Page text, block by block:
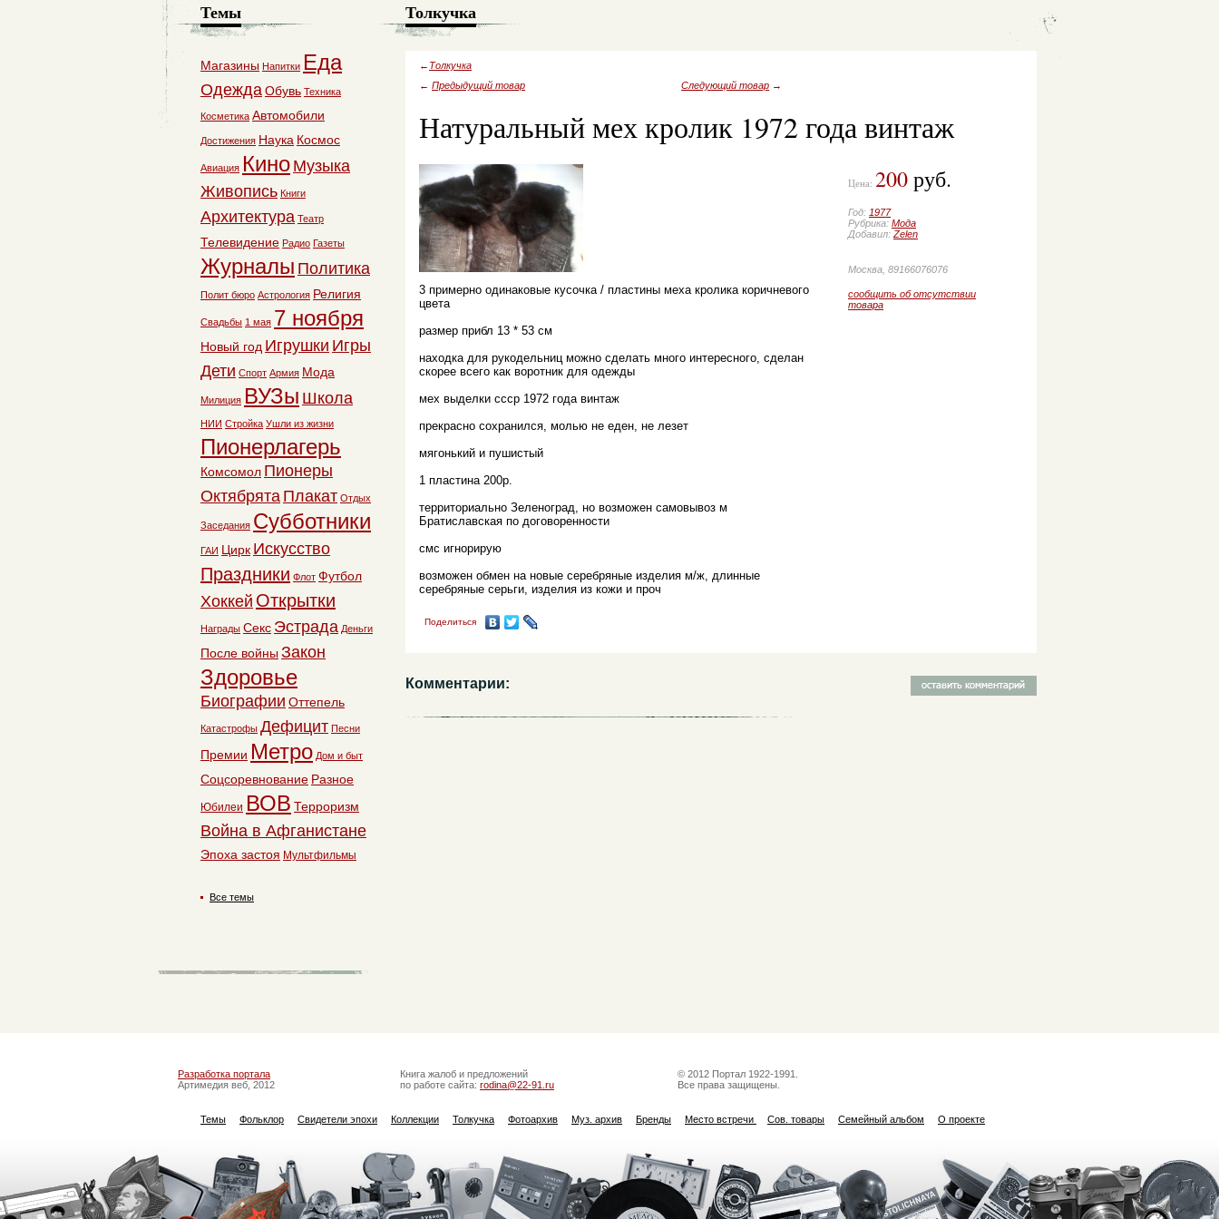
Толкучка
← Толкучка
← Предыдущий товар Следующий товар →
Натуральный мех кролик 1972 года винтаж
3 примерно одинаковые кусочка / пластины меха кролика коричневого
цвета
размер прибл 13 * 53 см
находка для рукодельниц можно сделать много интересного, сделан
скорее всего как воротник для одежды
мех выделки ссср 1972 года винтаж
прекрасно сохранился, молью не еден, не лезет
мягонький и пушистый
1 пластина 200р.
территориально Зеленоград, но возможен самовывоз м
Братиславская по договоренности
смс игнорирую
возможен обмен на новые серебряные изделия м/ж, длинные
серебряные серьги, изделия из кожи и проч
Цена: 200руб.
Год: 1977
Рубрика: Мода
Добавил: Zelen
Москва, 89166076076
сообщить об отсутствии
товара
Поделиться
Комментарии:
Темы
Магазины Напитки Еда
ОдеждаОбувь Техника
Косметика Автомобили
Достижения Наука Космос
Авиация Кино Музыка
Живопись Книги
Архитектура Театр
Телевидение Радио Газеты
Журналы Политика
Полит бюро Астрология Религия
Свадьбы 1 мая 7 ноября
Новый год Игрушки Игры
Дети Спорт Армия Мода
Милиция ВУЗы Школа
НИИ Стройка Ушли из жизни
Пионерлагерь
Комсомол Пионеры
Октябрята Плакат Отдых
Заседания Субботники
ГАИ Цирк Искусство
Праздники Флот Футбол
Хоккей Открытки
Награды Секс Эстрада Деньги
После войны Закон
Здоровье
Биографии Оттепель
Катастрофы Дефицит Песни
Премии Метро Дом и быт
Соцсоревнование Разное
Юбилеи ВОВ Терроризм
Война в Афганистане
Эпоха застоя Мультфильмы
Все темы
Разработка портала
Артимедия веб, 2012
Книга жалоб и предложений
по работе сайта: rodina@22-91.ru
© 2012 Портал 1922-1991.
Все права защищены.
Темы Фольклор Свидетели эпохи Коллекции Толкучка Фотоархив Муз. архив Бренды Место встречи Сов. товары Семейный альбом О проекте